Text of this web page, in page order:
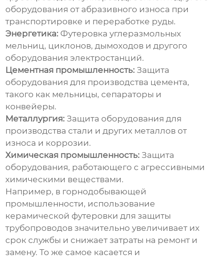
оборудования от абразивного износа при
транспортировке и переработке руды.
Энергетика: Футеровка углеразмольных
мельниц, циклонов, дымоходов и другого
оборудования электростанций.
Цементная промышленность: Защита
оборудования для производства цемента,
такого как мельницы, сепараторы и
конвейеры.
Металлургия: Защита оборудования для
производства стали и других металлов от
износа и коррозии.
Химическая промышленность: Защита
оборудования, работающего с агрессивными
химическими веществами.
Например, в горнодобывающей
промышленности, использование
керамической футеровки для защиты
трубопроводов значительно увеличивает их
срок службы и снижает затраты на ремонт и
замену. То же самое касается и